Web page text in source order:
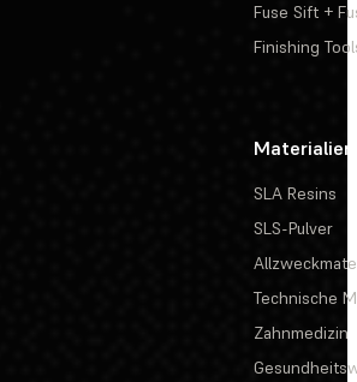
Fuse Sift +
Finishing
Materialien
SLA Resins
SLS-Pulver
Technische
Zahnmedizin